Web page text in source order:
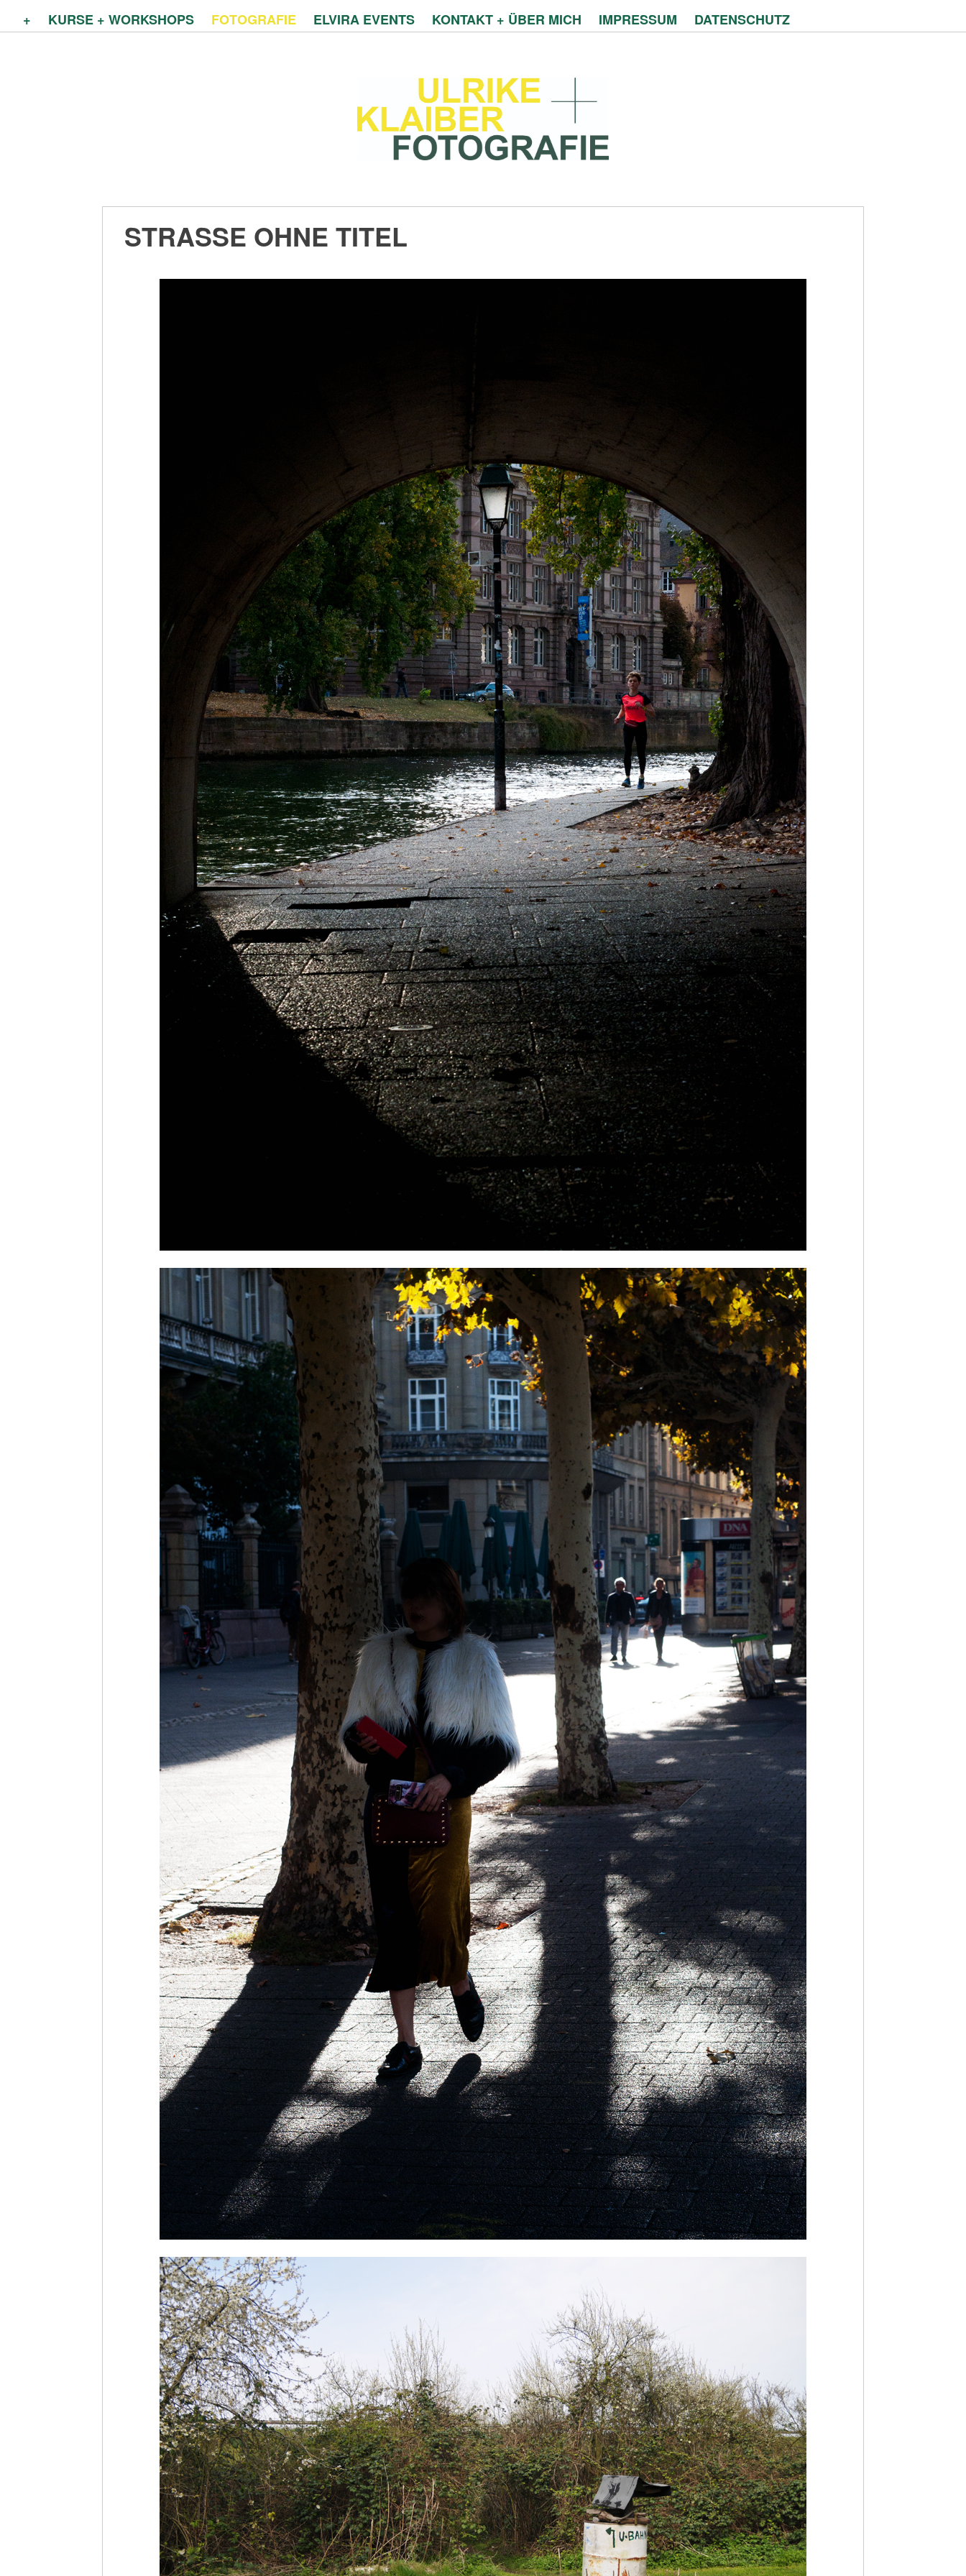
+ KURSE + WORKSHOPS FOTOGRAFIE ELVIRA EVENTS KONTAKT + ÜBER MICH IMPRESSUM DATENSCHUTZ
STRASSE OHNE TITEL